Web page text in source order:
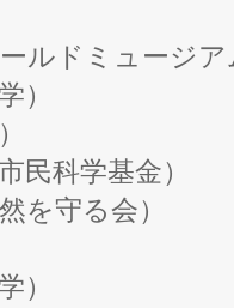
ルドミュージア
）
科学基金）
を守る会）
）